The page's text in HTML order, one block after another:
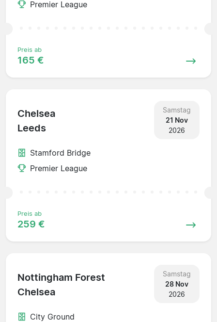
Premier League
Preis ab
165 €
Chelsea
Leeds
Samstag
21 Nov
2026
Stamford Bridge
Premier League
Preis ab
259 €
Nottingham Forest
Chelsea
Samstag
28 Nov
2026
City Ground